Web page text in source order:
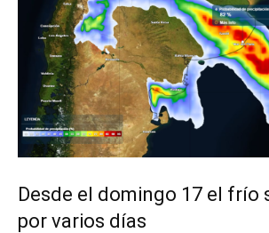
Desde el domingo 17 el frío
por varios días